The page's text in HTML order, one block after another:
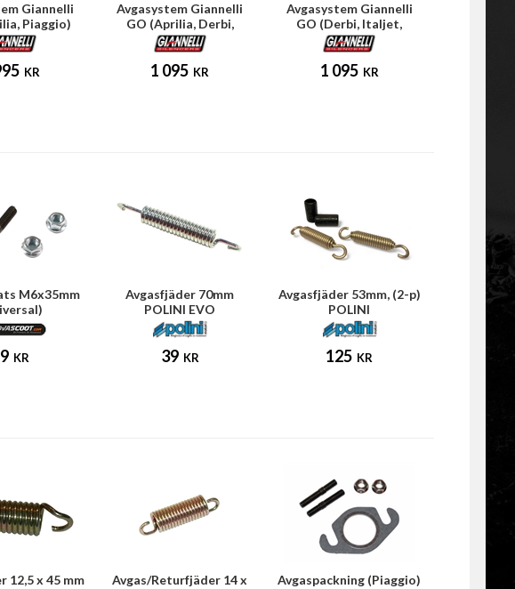
Giannelli
Piaggio)
KR
Avgasystem Giannelli
GO (Aprilia, Derbi,
Piaggio)
1 095 KR
Avgasystem Giannelli
GO (Derbi, Italjet,
Piaggio)
1 095 KR
M6x35mm
KR
Avgasfjäder 70mm
POLINI EVO
39 KR
Avgasfjäder 53mm, (2-p)
POLINI
125 KR
12,5 x 45 mm
Avgas/Returfjäder 14 x
Avgaspackning (Piaggio)